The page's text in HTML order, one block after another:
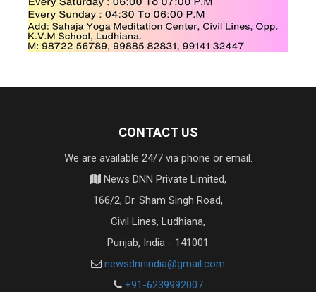
CONTACT US
We are available 24/7 via phone or email.
News DNN Private Limited,
166/2, Dr. Sham Singh Road,
Civil Lines, Ludhiana,
Punjab, India - 141001
newsdnnindia@gmail.com
+91-6239992007